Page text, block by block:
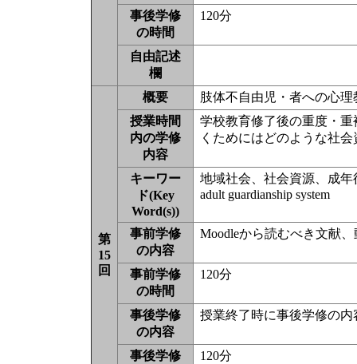
事後学修
の時間
120分
自由記述
欄
第
15
回
概要
肢体不自由児・者への心
授業時間
内の学修
内容
学校教育修了後の重度・
くためにはどのような社
キーワー
ド(Key
Word(s))
地域社会、社会資源、成年
adult guardianship system
事前学修
の内容
Moodleから読むべき文献
事前学修
の時間
120分
事後学修
の内容
授業終了時に事後学修の
事後学修
120分